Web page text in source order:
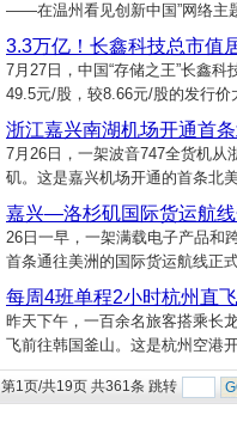
——在温州看见创新中国”网络主
3.3万亿！长鑫科技总市值
7月27日，中国“存储之王”长鑫
49.5元/股，较8.66元/股的发行
浙江嘉兴南湖机场开通首
7月26日，一架波音747全货机从
矶。这是嘉兴机场开通的首条北
嘉兴—洛杉矶国际货运航线
26日一早，一架满载电子产品和
首条通往美洲的国际货运航线
每周4班单程2小时杭州直
昨天下午，一百余名旅客搭乘长
飞前往韩国釜山。这是杭州空港
第1页/共19页 共361条 跳转